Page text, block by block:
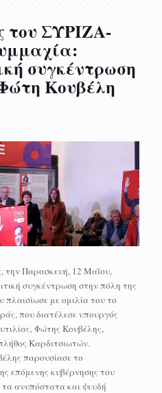
του ΣΥΡΙΖΑ-
συγκέντρωση
Κουβέλη
την Παρασκευή, 12 Μαΐου,
συγκέντρωση στην πόλη της
με ομιλία του το
που διατέλεσε υπουργός
Φώτης Κουβέλης,
Καρδιτσιωτών.
παρουσίασε το
επόμενης κυβέρνησης του
ανυπόστατα και ψευδή